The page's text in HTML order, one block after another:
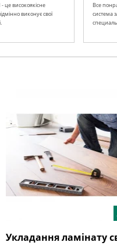
це високоякісне
виконує свої
Все
система